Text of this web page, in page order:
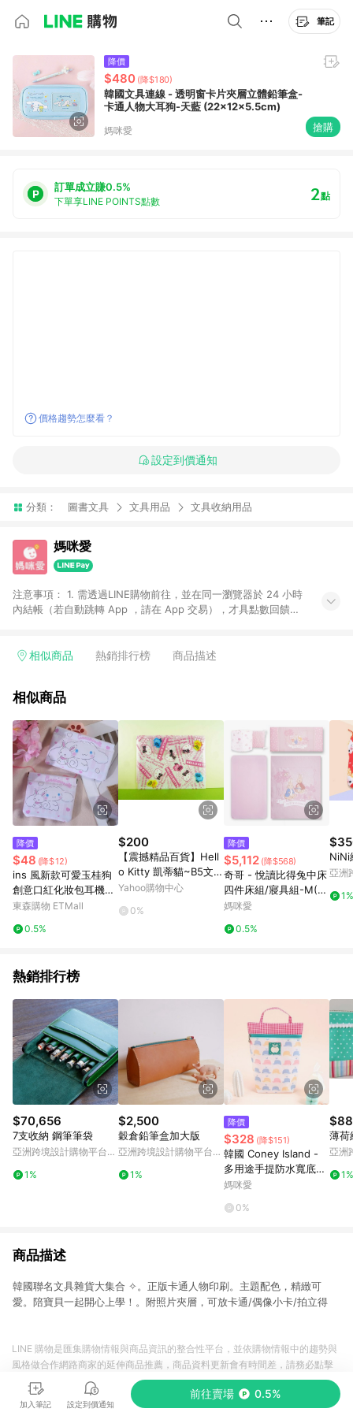
筆記
降價
$480 (降$180)
韓國文具連線 - 透明窗卡片夾層立體鉛筆盒-
卡通人物大耳狗-天藍 (22x12x5.5cm)
媽咪愛 搶購
訂單成立賺0.5%
下單享LINE POINTS點數 2點
價格趨勢怎麼看？
設定到價通知
分類： 圖書文具 文具用品 文具收納用品
媽咪愛
注意事項： 1. 需透過LINE購物前往，並在同一瀏覽器於 24 小時
內結帳（若自動跳轉 App ，請在 App 交易），才具點數回饋資
請更新至 3.9 才具贈點資格。 5. 點數將於廠商出貨後 30 天後發
車標示為準。 7. LINE購物導購回饋無法與媽咪愛站上折價券並
商品類別不回饋，請參考以下列表：童書館出清 / Switch 遊戲片
/ 瑪利歐玩具 / LEGO樂高 / 尿布 / 橋樑書 / 中高年級推薦書單 /
行李箱 / 寶寶攝影機 / 雞精&鱸魚精 / 美妝保養 / 居家防護 / 暢銷
作者&經典角色 / 人氣卡通大集合 / 地墊&圍欄 / 外文&英文童書 /
套書專區 / 各式零嘴&堅果&珍珠&果乾&糖果 / 兒童耳機&耳麥 /
水果專區 / 親子理財書單 / 6~8歲推薦書單 / 箱購專區 / 寶可夢
pokemon玩具 / 世界名著 / 廚房家電 / 蔬果汁&奶粉 / 體能玩具 /
涼墊 / 同儕相處書單 / 旅遊商品 / 公益商品
相似商品 熱銷排行榜 商品描述
相似商品
降價
$48 (降$12)
ins 風新款可愛玉桂狗
創意口紅化妝包耳機數
據線便攜簡約收納小包
東森購物 ETMall
0.5%
$200
【震撼精品百貨】Hell
o Kitty 凱蒂貓~B5文件
袋~英文【共1款】
Yahoo購物中心
0%
降價
$5,112 (降$568)
奇哥 - 悅讀比得兔中床
四件床組/寢具組-M(床
頭 床圍 床包 寶寶被 嬰
媽咪愛
0.5%
NiNi
亞洲
1%
熱銷排行榜
$70,656
7支收納 鋼筆筆袋
亞洲跨境設計購物平台
1%
$2,500
穀倉鉛筆盒加大版
亞洲跨境設計購物平台
1%
降價
$328 (降$151)
韓國 Coney Island -
多用途手提防水寬底收
納袋-糖果鯨魚 (20.5X
媽咪愛
0%
薄荷
亞洲
1%
商品描述
韓國聯名文具雜貨大集合 ✧。正版卡通人物印刷。主題配色，精緻可
愛。陪寶貝一起開心上學！。附照片夾層，可放卡通/偶像小卡/拍立得
加入筆記 設定到價通知
前往賣場 0.5%
LINE 購物是匯集購物情報與商品資訊的整合性平台，並依購物情報中的趨勢與
風格做合作網路商家的延伸商品推薦，商品資料更新會有時間差，請務必點擊
商品至各合作網路商家，確認現售價與購物條件，一切資訊以合作廠商網頁為
準。